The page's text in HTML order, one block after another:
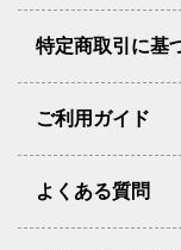
特定商取引に基
ご利用ガイド
よくある質問